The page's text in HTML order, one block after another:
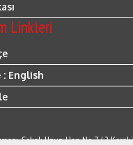
Linkleri
: English
,Sokak Uzun Han No 7 / 2